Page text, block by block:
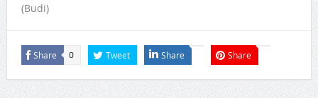
(Budi)
Share 0 Tweet Share Share